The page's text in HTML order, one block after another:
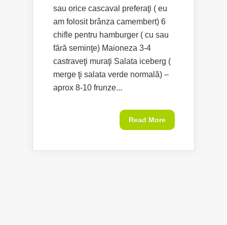
sau orice cascaval preferaţi ( eu
am folosit brânza camembert) 6
chifle pentru hamburger ( cu sau
fără seminţe) Maioneza 3-4
castraveţi muraţi Salata iceberg (
merge ţi salata verde normală) –
aprox 8-10 frunze...
Read More